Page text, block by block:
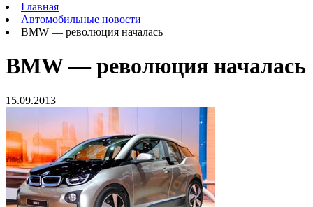
Главная
Автомобильные новости
BMW — революция началась
BMW — революция началась
15.09.2013